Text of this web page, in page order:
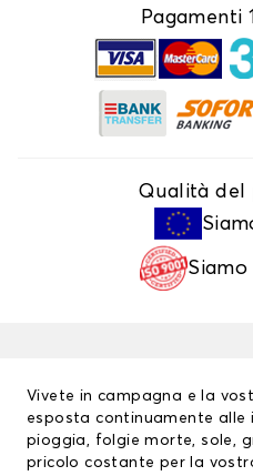
Pagamenti
Qualità del
Siamo
Vivete in campagna e la
esposta continuamente alle
pioggia, folgie morte, sole,
pricolo costante per la